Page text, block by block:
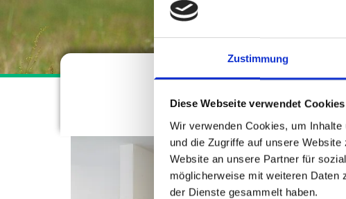
Zustimmung
Diese Webseite verwendet Cookies
Wir verwenden Cookies, um
und die Zugriffe auf unsere
Website an unsere Partner für
möglicherweise mit weiteren Daten
der Dienste gesammelt haben.
Leistungen